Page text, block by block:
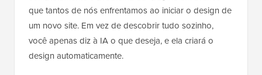
que tantos de nós enfrentamos ao iniciar o design de
um novo site. Em vez de descobrir tudo sozinho,
você apenas diz à IA o que deseja, e ela criará o
design automaticamente.